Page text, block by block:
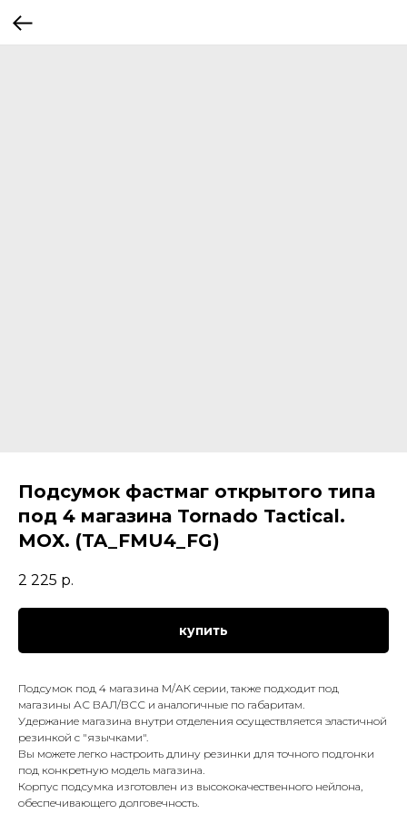
Подсумок фастмаг открытого типа
под 4 магазина Tornado Tactical.
МОХ. (TA_FMU4_FG)
2 225 р.
купить
Подсумок под 4 магазина М/АК серии, также подходит под
магазины АС ВАЛ/ВСС и аналогичные по габаритам.
Удержание магазина внутри отделения осуществляется эластичной
резинкой с "язычками".
Вы можете легко настроить длину резинки для точного подгонки
под конкретную модель магазина.
Корпус подсумка изготовлен из высококачественного нейлона,
обеспечивающего долговечность.